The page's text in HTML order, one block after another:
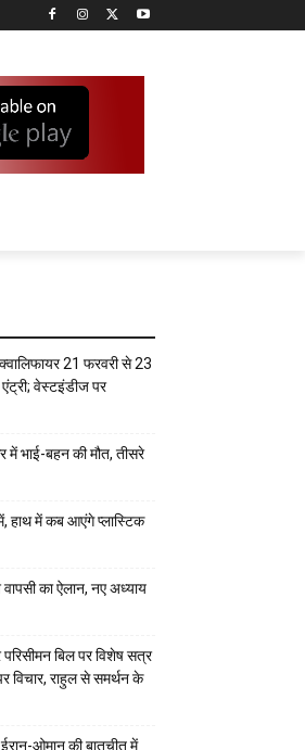
21 फरवरी से 23
एंट्री; वेस्टइंडीज पर
भाई-बहन की मौत, तीसरे
हाथ में कब आएंगे प्लास्टिक
का ऐलान, नए अध्याय
बिल पर विशेष सत्र
विचार, राहुल से समर्थन के
ओमान की बातचीत में